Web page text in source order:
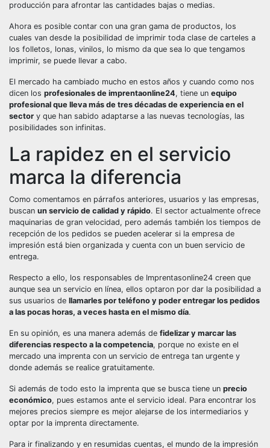
producción para afrontar las cantidades bajas o medias.
Ahora es posible contar con una gran gama de productos, los
cuales van desde la posibilidad de imprimir toda clase de carteles a
los folletos, lonas, vinilos, lo mismo da que sea lo que tengamos
imprimir, se puede llevar a cabo.
El mercado ha cambiado mucho en estos años y cuando como nos
dicen los profesionales de imprentaonline24, tiene un equipo
profesional que lleva más de tres décadas de experiencia en el
sector y que han sabido adaptarse a las nuevas tecnologías, las
posibilidades son infinitas.
La rapidez en el servicio
marca la diferencia
Como comentamos en párrafos anteriores, usuarios y las empresas,
buscan un servicio de calidad y rápido. El sector actualmente ofrece
maquinarias de gran velocidad, pero además también los tiempos de
recepción de los pedidos se pueden acelerar si la empresa de
impresión está bien organizada y cuenta con un buen servicio de
entrega.
Respecto a ello, los responsables de Imprentasonline24 creen que
aunque sea un servicio en línea, ellos optaron por dar la posibilidad a
sus usuarios de llamarles por teléfono y poder entregar los pedidos
a las pocas horas, a veces hasta en el mismo día.
En su opinión, es una manera además de fidelizar y marcar las
diferencias respecto a la competencia, porque no existe en el
mercado una imprenta con un servicio de entrega tan urgente y
donde además se realice gratuitamente.
Si además de todo esto la imprenta que se busca tiene un precio
económico, pues estamos ante el servicio ideal. Para encontrar los
mejores precios siempre es mejor alejarse de los intermediarios y
optar por la imprenta directamente.
Para ir finalizando y en resumidas cuentas, el mundo de la impresión